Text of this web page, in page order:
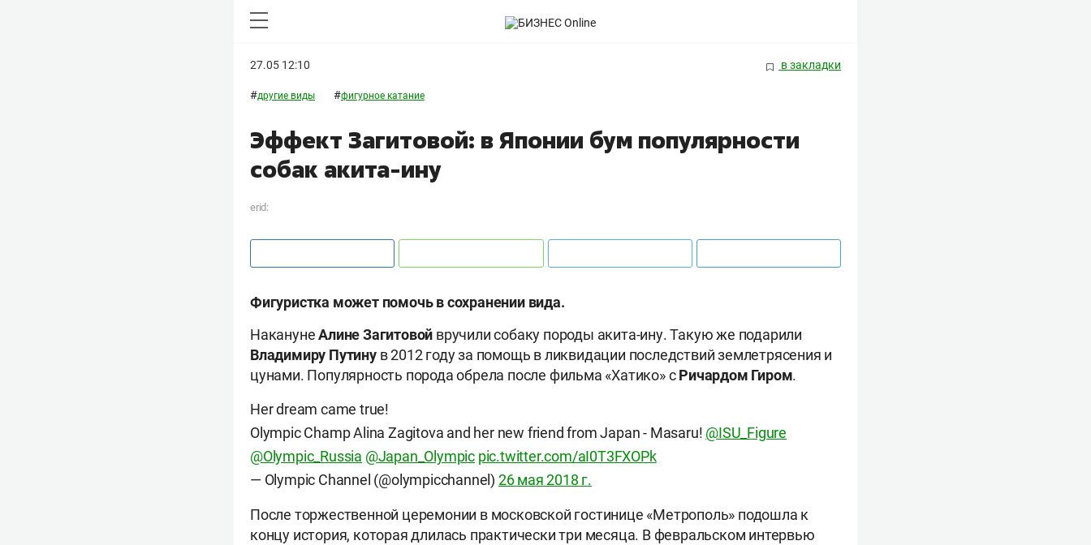
27.05 12:10 в закладки
#другие виды #фигурное катание
Эффект Загитовой: в Японии бум популярности
собак акита-ину
erid:
Фигуристка может помочь в сохранении вида.
НаканунеАлинеЗагитовой вручили собаку породы акита-ину. Такую же подарили
Владимиру Путину в 2012 году за помощь в ликвидации последствий землетрясения и
цунами. Популярность порода обрела после фильма «Хатико» сРичардом Гиром.
Her dream came true!
Olympic Champ Alina Zagitova and her new friend from Japan - Masaru! @ISU_Figure
@Olympic_Russia @Japan_Olympic pic.twitter.com/aI0T3FXOPk
— Olympic Channel (@olympicchannel) 26 мая 2018 г.
После торжественной церемонии в московской гостинице «Метрополь» подошла к
концу история, которая длилась практически три месяца. В февральском интервью